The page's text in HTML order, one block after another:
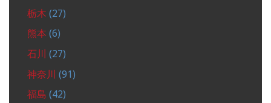
栃木 (27)
熊本 (6)
石川 (27)
神奈川 (91)
福島 (42)